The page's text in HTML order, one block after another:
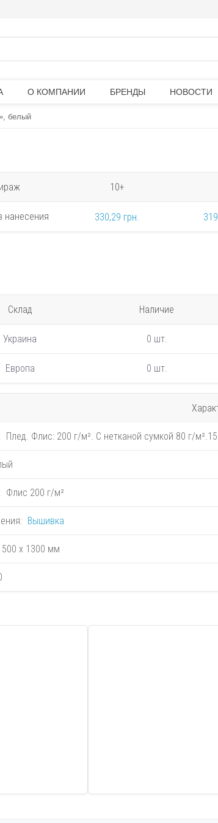
О КОМПАНИИ БРЕНДЫ НОВОСТИ
белый
10+
нанесения 330,29 грн.
Склад Наличие
Украина 0 шт.
Европа 0 шт.
Плед. Флис: 200 г/м². С нетканой сумкой 80 г/
Флис 200 г/м²
Вышивка
x 1300 мм